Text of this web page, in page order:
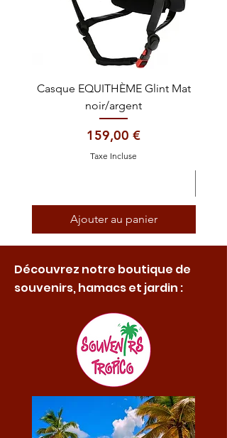
Casque EQUITHÈME Glint Mat
noir/argent
Prix
159,00 €
Taxe Incluse
Ajouter au panier
Découvrez notre boutique de
souvenirs, hamacs et jardin :